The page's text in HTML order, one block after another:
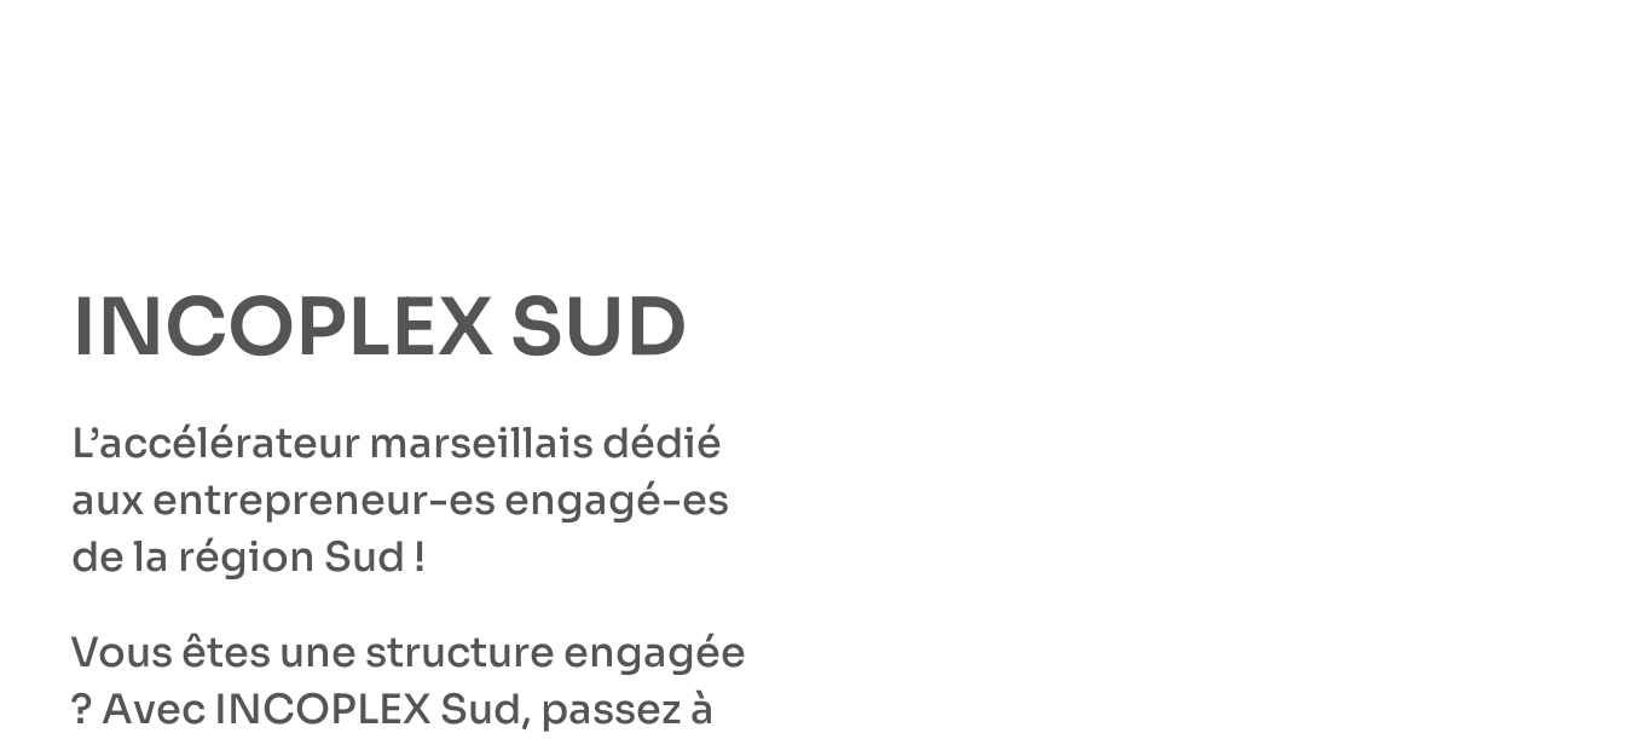
INCOPLEX SUD
L’accélérateur marseillais dédié
aux entrepreneur-es engagé-es
de la région Sud !
Vous êtes une structure engagée
? Avec INCOPLEX Sud, passez à